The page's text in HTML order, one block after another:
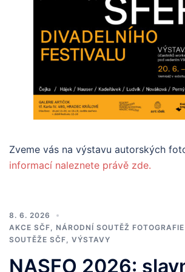
Zveme vás na výstavu autorských
informací naleznete právě zde.
8. 6. 2026
AKCE SČF
NÁRODNÍ SOUTĚŽ
SOUTĚŽE SČF
VÝSTAVY
NASFO 2026: